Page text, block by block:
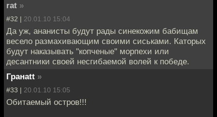
rat »
#32 | 20.01.10 15:04
Да уж, ананисты будут рады синекожим бабищам
весело размахивающим своими сиськами. Каторых
будут наказывать "копченые" морпехи или
десантники своей несгибаемой волей к победе.
Гранаtt »
#33 | 20.01.10 15:05
Обитаемый остров!!!